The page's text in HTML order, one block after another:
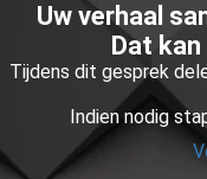
Uw verhaal
Dat
Tijdens dit gesprek
Indien nodig